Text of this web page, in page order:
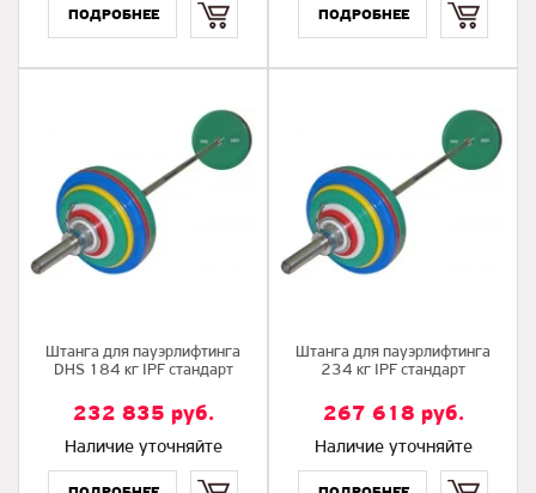
Штанга для пауэрлифтинга
DHS 184 кг IPF стандарт
232 835 руб.
Наличие уточняйте
Штанга для пауэрлифтинга
234 кг IPF стандарт
267 618 руб.
Наличие уточняйте